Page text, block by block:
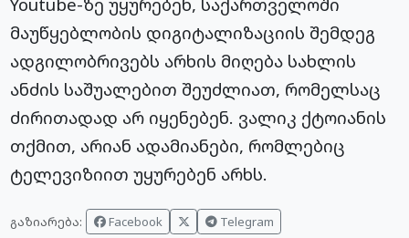
მაუწყებლობის დიგიტალიზაციის შემდეგ
ადგილობრივებს არხის მიღება სახლის
ანძის საშუალებით შეუძლიათ, რომელსაც
ძირითადად არ იყენებენ. ვალიკ ქტოიანის
თქმით, არიან ადამიანები, რომლებიც
ტელევიზიით უყურებენ არხს.
გაზიარება: Facebook Telegram